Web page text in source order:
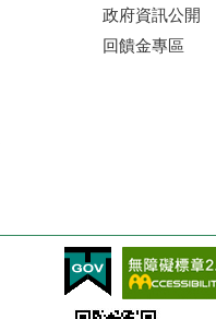
政府資訊公開
回饋金專區